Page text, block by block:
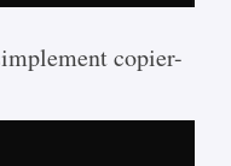
copier-